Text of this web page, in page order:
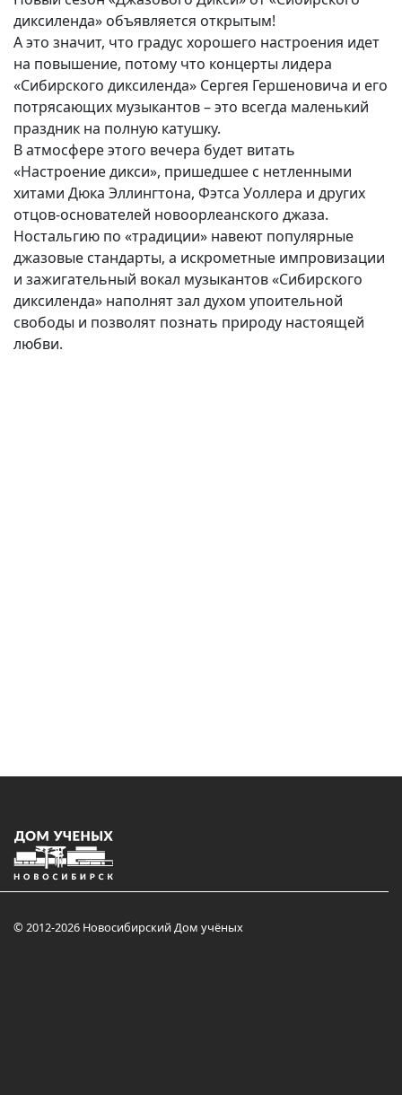
диксиленда» объявляется открытым!
А это значит, что градус хорошего настроения идет
на повышение, потому что концерты лидера
«Сибирского диксиленда» Сергея Гершеновича и его
потрясающих музыкантов – это всегда маленький
праздник на полную катушку.
В атмосфере этого вечера будет витать
«Настроение дикси», пришедшее с нетленными
хитами Дюка Эллингтона, Фэтса Уоллера и других
отцов-основателей новоорлеанского джаза.
Ностальгию по «традиции» навеют популярные
джазовые стандарты, а искрометные импровизации
и зажигательный вокал музыкантов «Сибирского
диксиленда» наполнят зал духом упоительной
свободы и позволят познать природу настоящей
любви.
© 2012-2026 Новосибирский Дом учёных